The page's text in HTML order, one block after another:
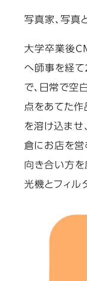
写真家、写真
大学卒業後
へ師事を経
で、日常で空
点をあてた作
を溶け込ませ
倉にお店を営
向き合い方を
光機とフィル